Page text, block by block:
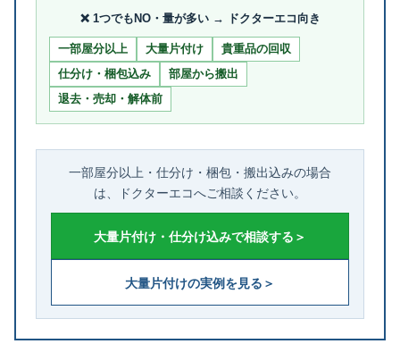
❌ 1つでもNO・量が多い → ドクターエコ向き
一部屋分以上 大量片付け
貴重品の回収
仕分け・梱包込み
部屋から搬出
退去・売却・解体前
一部屋分以上・仕分け・梱包・搬出込みの場合
は、ドクターエコへご相談ください。
大量片付け・仕分け込みで相談する＞
大量片付けの実例を見る＞